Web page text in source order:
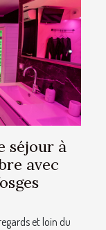
séjour à
avec
et loin du